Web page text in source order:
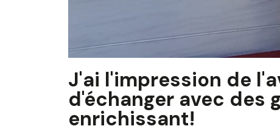
J'ai l'impression de
d'échanger avec des
enrichissant!